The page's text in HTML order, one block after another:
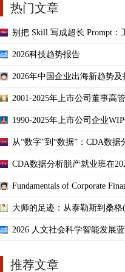
热门文章
别把 Skill 写成超长 Prompt：
2026科技趋势报告
2026年中国企业出海新趋势
2001-2025年上市公司董事高
1990-2025年上市公司企业
从“数字”到“数据”：CDA数据
CDA数据分析脱产就业班在
Fundamentals of Corporate
大师的足迹：从泰勒斯到桑格
2026 人文社会科学智能发展
推荐文章